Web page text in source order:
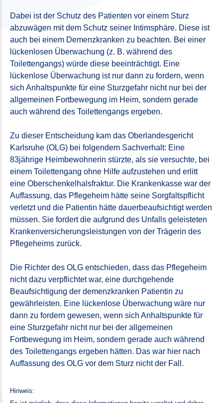
Dabei ist der Schutz des Patienten vor einem Sturz
abzuwägen mit dem Schutz seiner Intimsphäre. Diese ist
auch bei einem Demenzkranken zu beachten. Bei einer
lückenlosen Überwachung (z. B. während des
Toilettengangs) würde diese beeinträchtigt. Eine
lückenlose Überwachung ist nur dann zu fordern, wenn
sich Anhaltspunkte für eine Sturzgefahr nicht nur bei der
allgemeinen Fortbewegung im Heim, sondern gerade
auch während des Toilettengangs ergeben.
Zu dieser Entscheidung kam das Oberlandesgericht
Karlsruhe (OLG) bei folgendem Sachverhalt: Eine
83jährige Heimbewohnerin stürzte, als sie versuchte, bei
einem Toilettengang ohne Hilfe aufzustehen und erlitt
eine Oberschenkelhalsfraktur. Die Krankenkasse war der
Auffassung, das Pflegeheim hätte seine Sorgfaltspflicht
verletzt und die Patientin hätte dauerbeaufsichtigt werden
müssen. Sie fordert die aufgrund des Unfalls geleisteten
Krankenversicherungsleistungen von der Trägerin des
Pflegeheims zurück.
Die Richter des OLG entschieden, dass das Pflegeheim
nicht dazu verpflichtet war, eine durchgehende
Beaufsichtigung der demenzkranken Patientin zu
gewährleisten. Eine lückenlose Überwachung wäre nur
dann zu fordern gewesen, wenn sich Anhaltspunkte für
eine Sturzgefahr nicht nur bei der allgemeinen
Fortbewegung im Heim, sondern gerade auch während
des Toilettengangs ergeben hätten. Das war hier nach
Auffassung des OLG vor dem Sturz nicht der Fall.
Hinweis: